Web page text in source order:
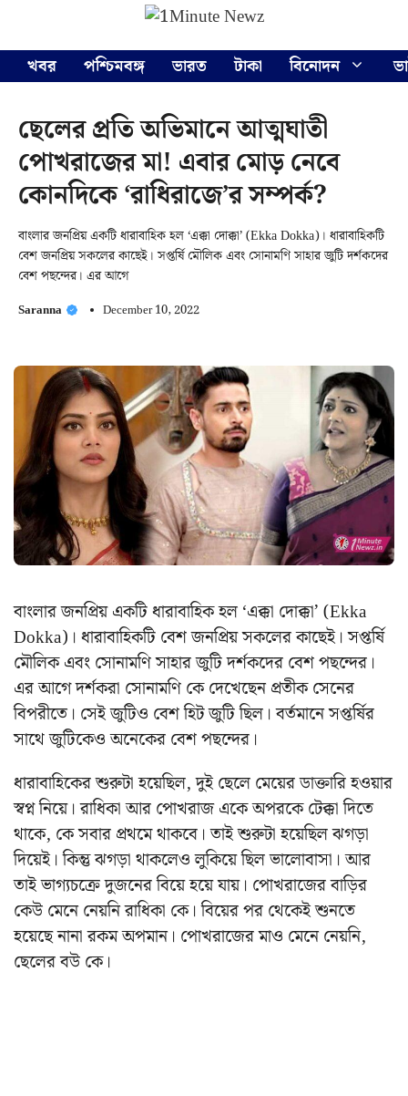
content
খবর
পশ্চিমবঙ্গ ভারত টাকা বিনোদন
ছেলের প্রতি অভিমানে আত্মঘাতী
পোখরাজের মা! এবার মোড় নেবে
কোনদিকে ‘রাধিরাজে’র সম্পর্ক?
বাংলার জনপ্রিয় একটি ধারাবাহিক হল ‘এক্কা দোক্কা’ (Ekka Dokka)। ধারাবাহিকটি
বেশ জনপ্রিয় সকলের কাছেই। সপ্তর্ষি মৌলিক এবং সোনামণি সাহার জুটি দর্শকদের
বেশ পছন্দের। এর আগে
Saranna December 10, 2022
বাংলার জনপ্রিয় একটি ধারাবাহিক হল ‘এক্কা দোক্কা’ (Ekka
Dokka)। ধারাবাহিকটি বেশ জনপ্রিয় সকলের কাছেই। সপ্তর্ষি
মৌলিক এবং সোনামণি সাহার জুটি দর্শকদের বেশ পছন্দের।
এর আগে দর্শকরা সোনামণি কে দেখেছেন প্রতীক সেনের
বিপরীতে। সেই জুটিও বেশ হিট জুটি ছিল। বর্তমানে সপ্তর্ষির
সাথে জুটিকেও অনেকের বেশ পছন্দের।
ধারাবাহিকের শুরুটা হয়েছিল, দুই ছেলে মেয়ের ডাক্তারি হওয়ার
স্বপ্ন নিয়ে। রাধিকা আর পোখরাজ একে অপরকে টেক্কা দিতে
থাকে, কে সবার প্রথমে থাকবে। তাই শুরুটা হয়েছিল ঝগড়া
দিয়েই। কিন্তু ঝগড়া থাকলেও লুকিয়ে ছিল ভালোবাসা। আর
তাই ভাগ্যচক্রে দুজনের বিয়ে হয়ে যায়। পোখরাজের বাড়ির
কেউ মেনে নেয়নি রাধিকা কে। বিয়ের পর থেকেই শুনতে
হয়েছে নানা রকম অপমান। পোখরাজের মাও মেনে নেয়নি,
ছেলের বউ কে।